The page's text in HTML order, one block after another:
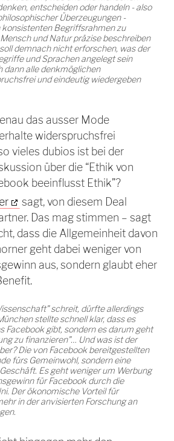
entscheiden oder handeln - also
Überzeugungen -
konsistenten Begriffsrahmen zu
und Natur präzise beschreiben
demnach nicht erforschen, was der
und Sprachen angelegt sein
dann alle denkmöglichen
und eindeutig wiedergeben
das ausser Mode
widerspruchsfrei
vieles dubios ist bei der
über die “Ethik von
beeinflusst Ethik”?
sagt, von diesem Deal
Das mag stimmen – sagt
dass die Allgemeinheit davon
geht dabei weniger von
aus, sondern glaubt eher
schreit, dürfte allerdings
stellte schnell klar, dass es
Facebook gibt, sondern es darum geht
zu finanzieren”… Und was ist der
Die von Facebook bereitgestellten
fürs Gemeinwohl, sondern eine
Es geht weniger um Werbung
für Facebook durch die
Der ökonomische Vorteil für
in der anvisierten Forschung an